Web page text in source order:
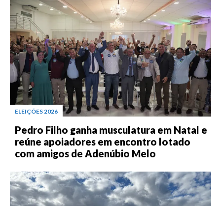
ELEIÇÕES 2026
Pedro Filho ganha musculatura em Natal e
reúne apoiadores em encontro lotado
com amigos de Adenúbio Melo